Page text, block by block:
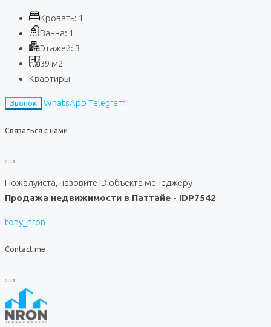
Кровать: 1
Ванна: 1
Этажей: 3
39 м2
Квартиры
Звонок WhatsApp Telegram
Связаться с нами
Пожалуйста, назовите ID объекта менеджеру
Продажа недвижимости в Паттайе - IDP7542
tony_nron
Contact me